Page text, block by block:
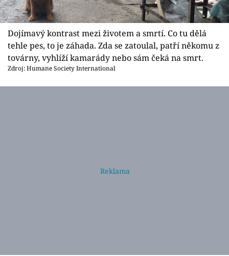
Dojímavý kontrast mezi životem a smrtí. Co tu dělá
tehle pes, to je záhada. Zda se zatoulal, patří někomu z
továrny, vyhlíží kamarády nebo sám čeká na smrt.
Zdroj: Humane Society International